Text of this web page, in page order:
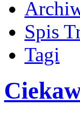
Spis
Tagi